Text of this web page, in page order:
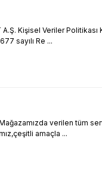
A.Ş. Kişisel Veriler
sayılı Re ...
verilen tüm
amaçla ...